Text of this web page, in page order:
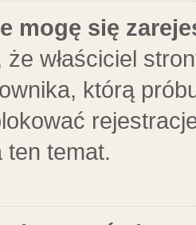
mogę się
właściciel
którą
ten temat.